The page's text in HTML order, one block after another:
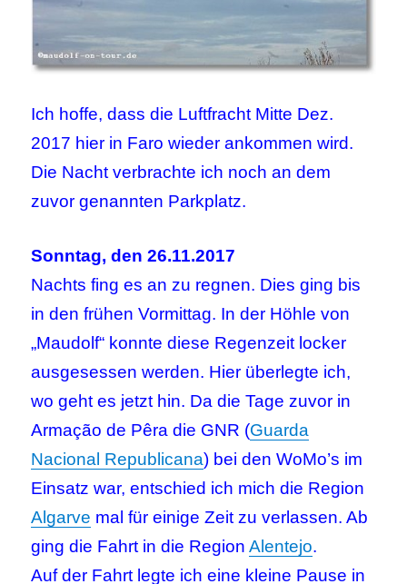
Ich hoffe, dass die Luftfracht Mitte Dez.
2017 hier in Faro wieder ankommen wird.
Die Nacht verbrachte ich noch an dem
zuvor genannten Parkplatz.
Sonntag, den 26.11.2017
Nachts fing es an zu regnen. Dies ging bis
in den frühen Vormittag. In der Höhle von
„Maudolf“ konnte diese Regenzeit locker
ausgesessen werden. Hier überlegte ich,
wo geht es jetzt hin. Da die Tage zuvor in
Armação de Pêra die GNR (Guarda
Nacional Republicana) bei den WoMo’s im
Einsatz war, entschied ich mich die Region
Algarve mal für einige Zeit zu verlassen. Ab
ging die Fahrt in die RegionAlentejo.
Auf der Fahrt legte ich eine kleine Pause in